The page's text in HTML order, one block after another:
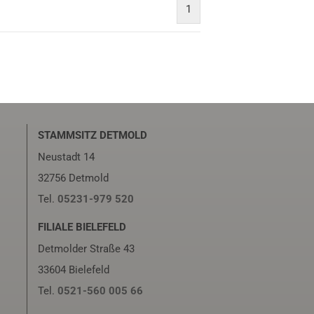
1
STAMMSITZ DETMOLD
Neustadt 14
32756 Detmold
Tel. 05231-979 520
FILIALE BIELEFELD
Detmolder Straße 43
33604 Bielefeld
Tel. 0521-560 005 66